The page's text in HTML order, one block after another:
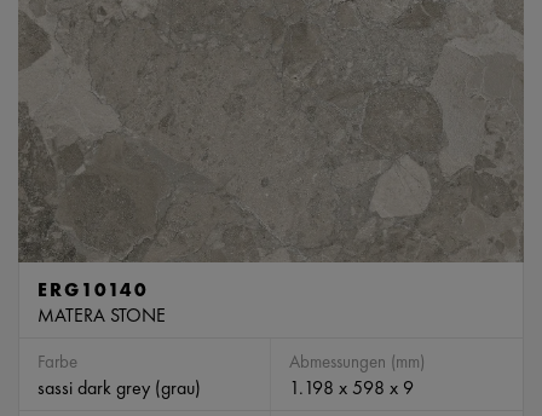
ERG10140
MATERA STONE
Farbe
sassi dark grey (grau)
Abmessungen (mm)
1.198 x 598 x 9